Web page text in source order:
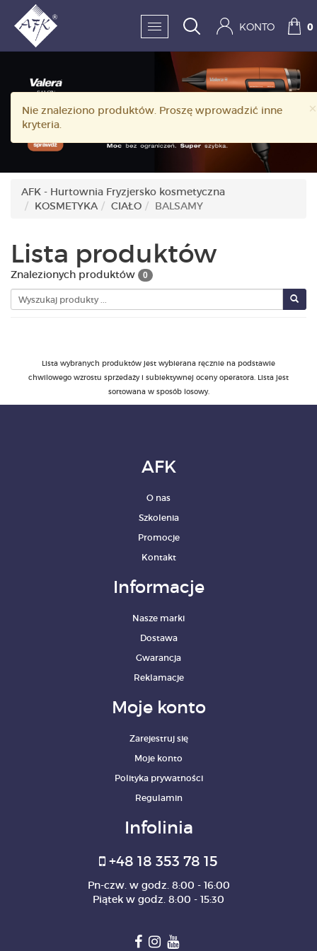
SKLEP:
FRYZJERSTWO
HIGIENA I DEZYNFEKC
PAZNOKCIE
MĘŻCZYZNA
POLECAMY
KONTO 0
AFK - Hurtownia Fryzjersko kosmetyczna
KOSMETYKA
CIAŁO BALSAMY
Lista produktów
Znalezionych produktów 0
×
Nie znaleziono produktów. Proszę wprowadzić inne
kryteria.
Lista wybranych produktów jest wybierana ręcznie na podstawie
chwilowego wzrostu sprzedaży i subiektywnej oceny operatora. Lista jest
sortowana w sposób losowy.
AFK
O nas
Szkolenia
Promocje
Kontakt
Informacje
Nasze marki
Dostawa
Gwarancja
Reklamacje
Moje konto
Zarejestruj się
Moje konto
Polityka prywatności
Regulamin
Infolinia
+48 18 353 78 15
Pn-czw. w godz. 8:00 - 16:00
Piątek w godz. 8:00 - 15:30